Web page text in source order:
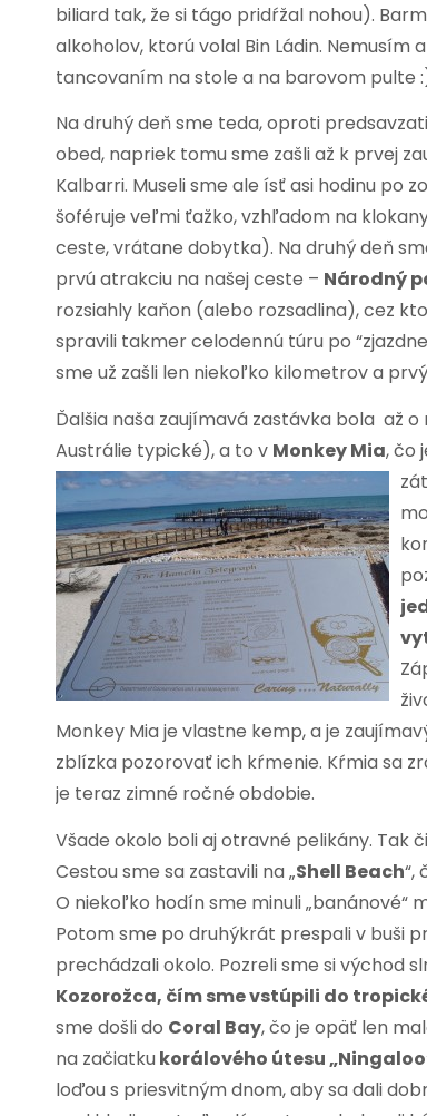
biliard tak, že si tágo pridŕžal nohou).
alkoholov, ktorú volal Bin Ládin.
tancovaním na stole a na barovom pulte
Na druhý deň sme teda, oproti
obed, napriek tomu sme zašli až k prvej
Kalbarri. Museli sme ale ísť asi hodinu po
šoféruje veľmi ťažko, vzhľadom na
ceste, vrátane dobytka). Na druhý deň
prvú atrakciu na našej ceste – Národný
rozsiahly kaňon (alebo rozsadlina), cez
spravili takmer celodennú túru po
sme už zašli len niekoľko kilometrov a
Ďalšia naša zaujímavá zastávka bola až
Austrálie typické), a to v Monkey Mia, čo
Monkey Mia je vlastne kemp, a je
zblízka pozorovať ich kŕmenie. Kŕmia sa
je teraz zimné ročné obdobie.
Všade okolo boli aj otravné pelikány. Tak
Cestou sme sa zastavili na „Shell Beach“,
O niekoľko hodín sme minuli
Potom sme po druhýkrát prespali v buši
prechádzali okolo. Pozreli sme si východ
Kozorožca, čím sme vstúpili do
sme došli do Coral Bay, čo je opäť len
na začiatku korálového útesu
loďou s priesvitným dnom, aby sa dali